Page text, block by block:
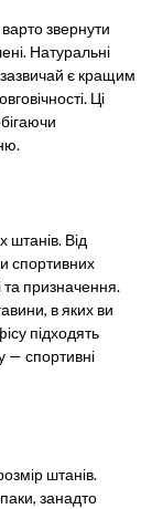
звернути
Натуральні
є кращим
Ці
штанів. Від
спортивних
та призначення.
в яких ви
підходять
— спортивні
штанів.
занадто